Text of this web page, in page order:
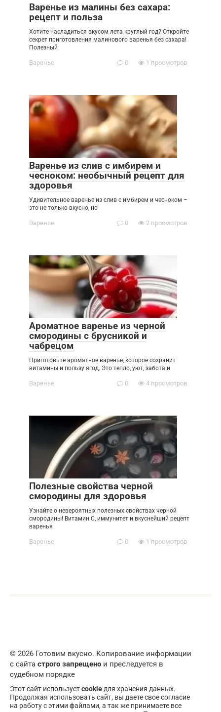
Варенье из малины без сахара:
рецепт и польза
Хотите насладиться вкусом лета круглый год? Откройте
секрет приготовления малинового варенья без сахара!
Полезный
Варенье 0 1 просмотров
Варенье из слив с имбирем и
чесноком: необычный рецепт для
здоровья
Удивительное варенье из слив с имбирем и чесноком –
это не только вкусно, но
Варенье 0 2 просмотров
Ароматное варенье из черной
смородины с брусникой и
чабрецом
Приготовьте ароматное варенье, которое сохранит
витамины и пользу ягод. Это тепло, уют, забота и
Варенье 0 4 просмотров
Полезные свойства черной
смородины для здоровья
Узнайте о невероятных полезных свойствах черной
смородины! Витамин С, иммунитет и вкуснейший рецепт
варенья
Варенье 0 1 просмотров
© 2026 Готовим вкусно. Копирование информации
с сайта строго запрещено и преследуется в
судебном порядке
Этот сайт используетcookieдля хранения данных.
Продолжая использовать сайт, вы даете свое согласие
на работу с этими файлами, а так же принимаете все